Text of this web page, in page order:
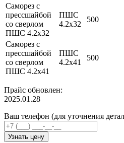
Саморез с
прессшайбой
со сверлом
ПШС 4.2х32
ПШС
4.2х32
500
Саморез с
прессшайбой
со сверлом
ПШС 4.2х41
ПШС
4.2х41
500
Прайс обновлен:
2025.01.28
Ваш телефон (для уточнения
Узнать цену